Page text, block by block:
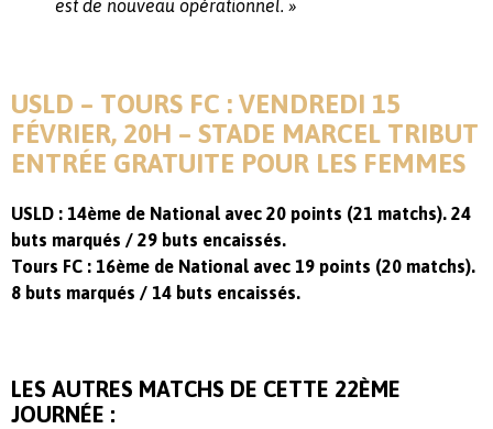
est de nouveau opérationnel. »
USLD – TOURS FC : VENDREDI 15
FÉVRIER, 20H – STADE MARCEL TRIBUT
ENTRÉE GRATUITE POUR LES FEMMES
USLD : 14ème de National avec 20 points (21 matchs). 24
buts marqués / 29 buts encaissés.
Tours FC : 16ème de National avec 19 points (20 matchs).
8 buts marqués / 14 buts encaissés.
LES AUTRES MATCHS DE CETTE 22ÈME
JOURNÉE :